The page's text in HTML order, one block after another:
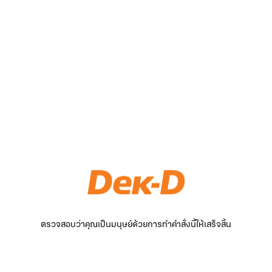
ตรวจสอบว่าคุณเป็นมนุษย์ด้วยการทำคำสั่งนี้ให้เสร็จสิ้น